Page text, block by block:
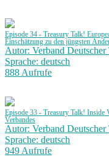
Episode 34 - Treasury Talk!
Einschätzung zu den jüngsten
Autor: Verband Deutscher
Sprache: deutsch
888 Aufrufe
Episode 33 - Treasury Talk! Inside
Verbandes
Autor: Verband Deutscher
Sprache: deutsch
949 Aufrufe